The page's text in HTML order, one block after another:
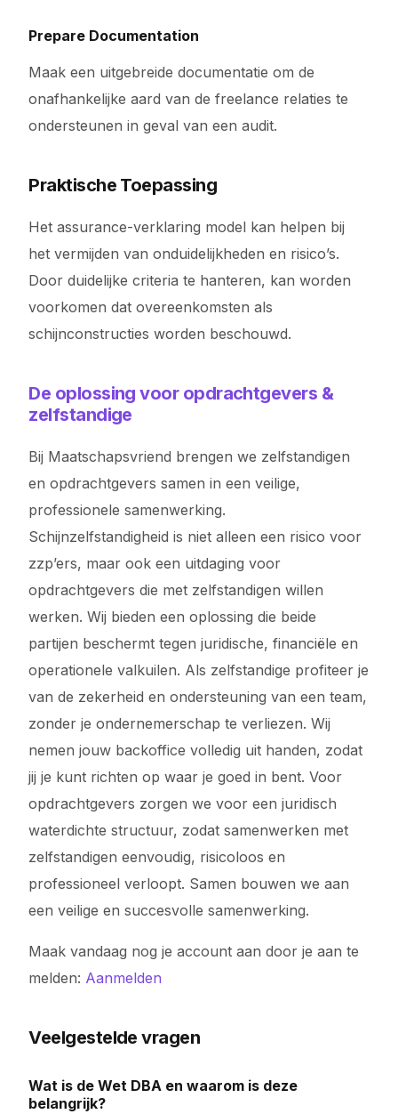
Prepare Documentation
Maak een uitgebreide documentatie om de
onafhankelijke aard van de freelance relaties te
ondersteunen in geval van een audit.
Praktische Toepassing
Het assurance-verklaring model kan helpen bij
het vermijden van onduidelijkheden en risico’s.
Door duidelijke criteria te hanteren, kan worden
voorkomen dat overeenkomsten als
schijnconstructies worden beschouwd.
De oplossing voor opdrachtgevers &
zelfstandige
Bij Maatschapsvriend brengen we zelfstandigen
en opdrachtgevers samen in een veilige,
professionele samenwerking.
Schijnzelfstandigheid is niet alleen een risico voor
zzp’ers, maar ook een uitdaging voor
opdrachtgevers die met zelfstandigen willen
werken. Wij bieden een oplossing die beide
partijen beschermt tegen juridische, financiële en
operationele valkuilen. Als zelfstandige profiteer je
van de zekerheid en ondersteuning van een team,
zonder je ondernemerschap te verliezen. Wij
nemen jouw backoffice volledig uit handen, zodat
jij je kunt richten op waar je goed in bent. Voor
opdrachtgevers zorgen we voor een juridisch
waterdichte structuur, zodat samenwerken met
zelfstandigen eenvoudig, risicoloos en
professioneel verloopt. Samen bouwen we aan
een veilige en succesvolle samenwerking.
Maak vandaag nog je account aan door je aan te
melden: Aanmelden
Veelgestelde vragen
Wat is de Wet DBA en waarom is deze
belangrijk?